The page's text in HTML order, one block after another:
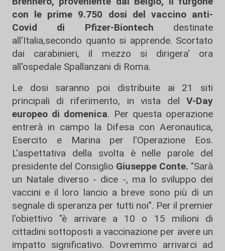
con le prime 9.750 dosi del vaccino anti-
Covid di Pfizer-Biontech destinate
all'Italia,secondo quanto si apprende. Scortato
dai carabinieri, il mezzo si dirigera' ora
all'ospedale Spallanzani di Roma.
Le dosi saranno poi distribuite ai 21 siti
principali di riferimento, in vista del V-Day
europeo di domenica. Per questa operazione
entrerà in campo la Difesa con Aeronautica,
Esercito e Marina per l'Operazione Eos.
L'aspettativa della svolta è nelle parole del
presidente del Consiglio Giuseppe Conte. "Sarà
un Natale diverso - dice -, ma lo sviluppo dei
vaccini e il loro lancio a breve sono più di un
segnale di speranza per tutti noi". Per il premier
l'obiettivo "è arrivare a 10 o 15 milioni di
cittadini sottoposti a vaccinazione per avere un
impatto significativo. Dovremmo arrivarci ad